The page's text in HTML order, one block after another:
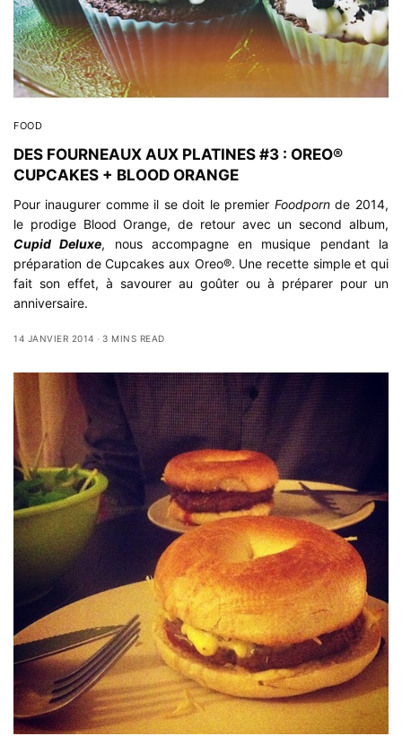
FOOD
DES FOURNEAUX AUX PLATINES #3 : OREO®
CUPCAKES + BLOOD ORANGE
Pour inaugurer comme il se doit le premier Foodporn de 2014,
le prodige Blood Orange, de retour avec un second album,
Cupid Deluxe, nous accompagne en musique pendant la
préparation de Cupcakes aux Oreo®. Une recette simple et qui
fait son effet, à savourer au goûter ou à préparer pour un
anniversaire.
14 JANVIER 2014 3 MINS READ